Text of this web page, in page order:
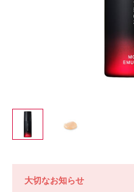
大切なお知らせ